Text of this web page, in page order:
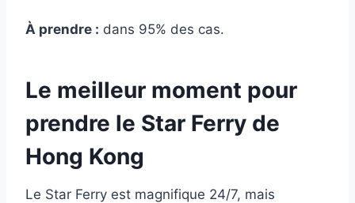
À prendre : dans 95% des cas.
Le meilleur moment pour
prendre le Star Ferry de
Hong Kong
Le Star Ferry est magnifique 24/7, mais